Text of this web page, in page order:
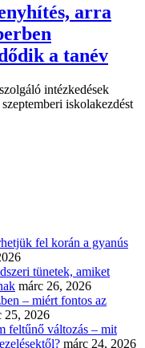
arra
a tanév
intézkedések
iskolakezdést
fel korán a gyanús
tünetek, amiket
márc 26, 2026
– miért fontos az
25, 2026
feltűnő változás – mit
márc 24, 2026